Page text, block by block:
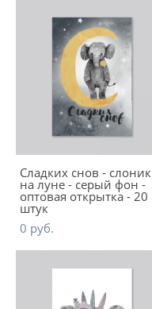
Сладких снов - слоник
на луне - серый фон -
оптовая открытка - 20
штук
0 pуб.